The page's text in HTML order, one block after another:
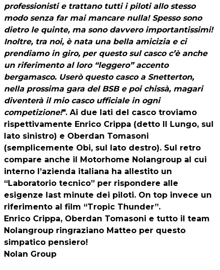
professionisti e trattano tutti i piloti allo stesso
modo senza far mai mancare nulla! Spesso sono
dietro le quinte, ma sono davvero importantissimi!
Inoltre, tra noi, è nata una bella amicizia e ci
prendiamo in giro, per questo sul casco c’è anche
un riferimento al loro “leggero” accento
bergamasco. Userò questo casco a Snetterton,
nella prossima gara del BSB e poi chissà, magari
diventerà il mio casco ufficiale in ogni
competizione!". Ai due lati del casco troviamo
rispettivamente Enrico Crippa (detto Il Lungo, sul
lato sinistro) e Oberdan Tomasoni
(semplicemente Obi, sul lato destro). Sul retro
compare anche il Motorhome Nolangroup al cui
interno l’azienda italiana ha allestito un
“Laboratorio tecnico” per rispondere alle
esigenze last minute dei piloti. On top invece un
riferimento al film “Tropic Thunder”.
Enrico Crippa, Oberdan Tomasoni e tutto il team
Nolangroup ringraziano Matteo per questo
simpatico pensiero!
Nolan Group